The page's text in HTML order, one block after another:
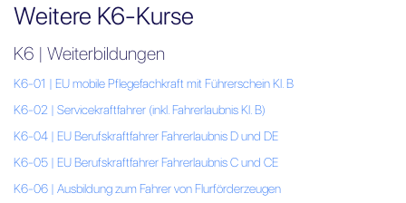
Weitere K6-Kurse
K6 | Weiterbildungen
K6-01 | EU mobile Pflegefachkraft mit Führerschein Kl. B
K6-02 | Servicekraftfahrer (inkl. Fahrerlaubnis Kl. B)
K6-04 | EU Berufskraftfahrer Fahrerlaubnis D und DE
K6-05 | EU Berufskraftfahrer Fahrerlaubnis C und CE
K6-06 | Ausbildung zum Fahrer von Flurförderzeugen